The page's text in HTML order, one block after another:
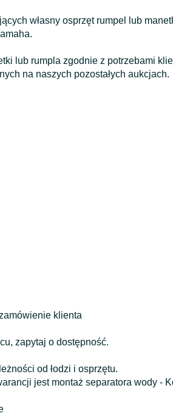
własny osprzęt rumpel lub
lub rumpla zgodnie z potrzebami
na naszych pozostałych aukcjach.
klienta
zapytaj o dostępność.
od łodzi i osprzętu.
jest montaż separatora wody -